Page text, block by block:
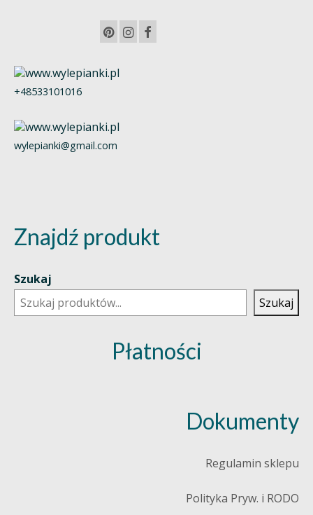
+48533101016
wylepianki@gmail.com
Znajdź produkt
Szukaj
Szukaj
Płatności
Dokumenty
Regulamin sklepu
Polityka Pryw. i RODO